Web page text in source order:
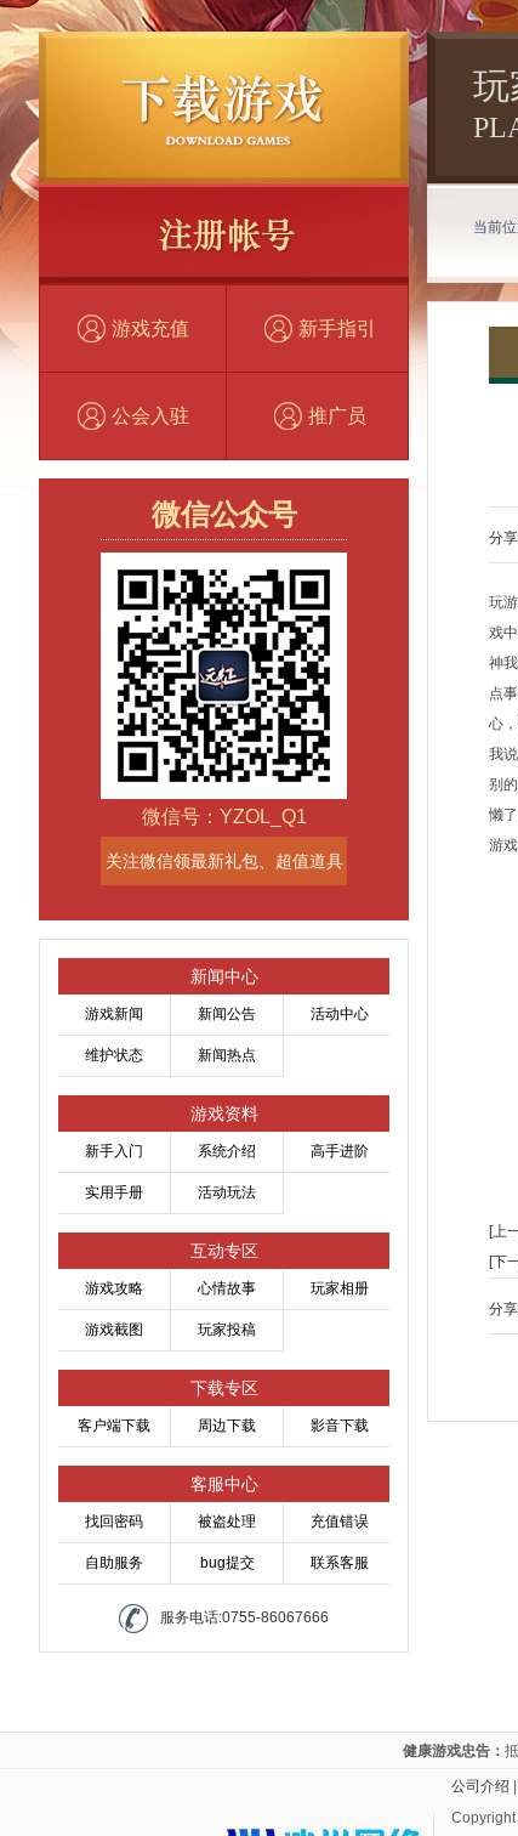
游戏充值 新手指引
公会入驻 推广员
微信公众号
微信号：YZOL_Q1
关注微信领最新礼包、超值道具
新闻中心
游戏新闻 新闻公告 活动中心
维护状态 新闻热点
游戏资料
新手入门 系统介绍 高手进阶
实用手册 活动玩法
互动专区
游戏攻略 心情故事 玩家相册
游戏截图 玩家投稿
下载专区
客户端下载 周边下载 影音下载
客服中心
找回密码 被盗处理 充值错误
自助服务 bug提交 联系客服
服务电话:0755-86067666
玩
当前位
分享
玩
戏
神
点
心
我
别
懒
游
[上
[下
分享
健康游戏忠告：
公司介绍 |
Copyright